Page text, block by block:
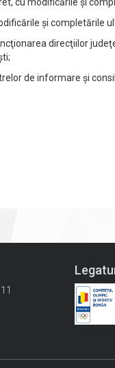
şi completările
direcţiilor
de informare şi